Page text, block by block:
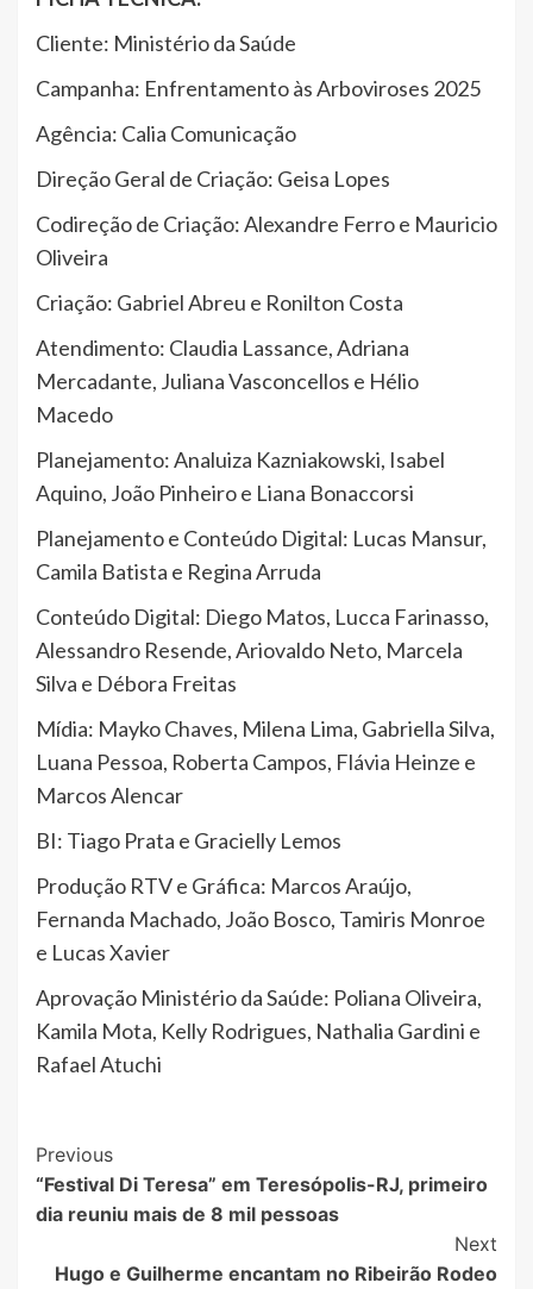
Cliente: Ministério da Saúde
Campanha: Enfrentamento às Arboviroses 2025
Agência: Calia Comunicação
Direção Geral de Criação: Geisa Lopes
Codireção de Criação: Alexandre Ferro e Mauricio
Oliveira
Criação: Gabriel Abreu e Ronilton Costa
Atendimento: Claudia Lassance, Adriana
Mercadante, Juliana Vasconcellos e Hélio
Macedo
Planejamento: Analuiza Kazniakowski, Isabel
Aquino, João Pinheiro e Liana Bonaccorsi
Planejamento e Conteúdo Digital: Lucas Mansur,
Camila Batista e Regina Arruda
Conteúdo Digital: Diego Matos, Lucca Farinasso,
Alessandro Resende, Ariovaldo Neto, Marcela
Silva e Débora Freitas
Mídia: Mayko Chaves, Milena Lima, Gabriella Silva,
Luana Pessoa, Roberta Campos, Flávia Heinze e
Marcos Alencar
BI: Tiago Prata e Gracielly Lemos
Produção RTV e Gráfica: Marcos Araújo,
Fernanda Machado, João Bosco, Tamiris Monroe
e Lucas Xavier
Aprovação Ministério da Saúde: Poliana Oliveira,
Kamila Mota, Kelly Rodrigues, Nathalia Gardini e
Rafael Atuchi
Post
Navigation
Previous
“Festival Di Teresa” em Teresópolis-RJ, primeiro
dia reuniu mais de 8 mil pessoas
Next
Hugo e Guilherme encantam no Ribeirão Rodeo